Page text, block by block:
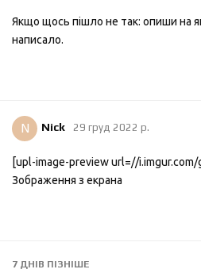
Якщо щось пішло не так: опиши на
написало.
N Nick 29 груд 2022 р.
[upl-image-preview url=//i.imgur.com/
Зображення з екрана
7 ДНІВ ПІЗНІШЕ